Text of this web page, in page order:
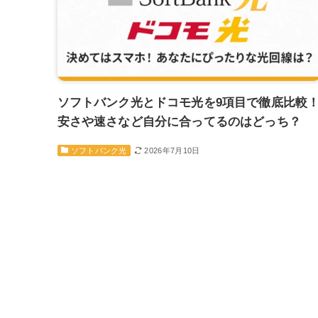
ソフトバンク光とドコモ光を9項目で徹底比較
安さや速さなど自分に合ってるのはどっち？
2026年7月10日
ソフトバンク光